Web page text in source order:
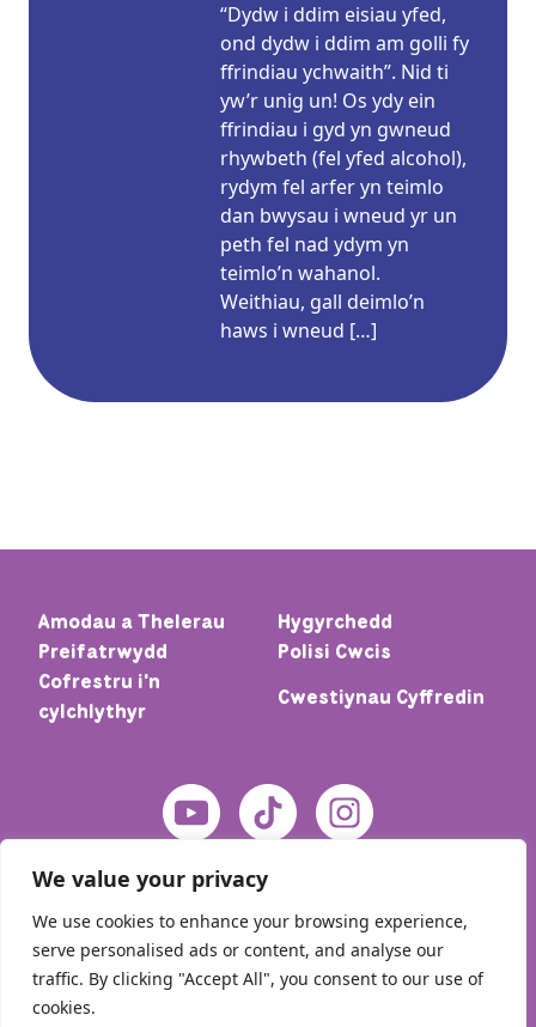
We value your privacy
We use cookies to enhance your browsing experience,
serve personalised ads or content, and analyse our
traffic. By clicking "Accept All", you consent to our use of
cookies.
“Dydw i ddim eisiau yfed,
ond dydw i ddim am golli fy
ffrindiau ychwaith”. Nid ti
yw’r unig un! Os ydy ein
ffrindiau i gyd yn gwneud
rhywbeth (fel yfed alcohol),
rydym fel arfer yn teimlo
dan bwysau i wneud yr un
peth fel nad ydym yn
teimlo’n wahanol.
Weithiau, gall deimlo’n
haws i wneud […]
Amodau a Thelerau
Hygyrchedd
Preifatrwydd
Polisi Cwcis
Cofrestru i'n
cylchlythyr
Cwestiynau Cyffredin